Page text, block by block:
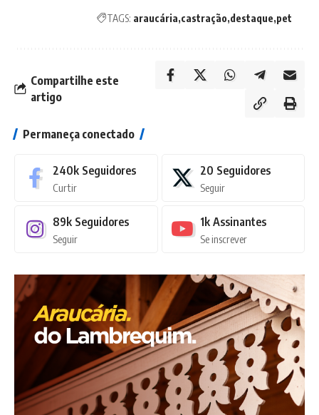
TAGS: araucária castração destaque pet
Compartilhe este
artigo
Permaneça conectado
240k Seguidores
Curtir
20 Seguidores
Seguir
89k Seguidores
Seguir
1k Assinantes
Se inscrever